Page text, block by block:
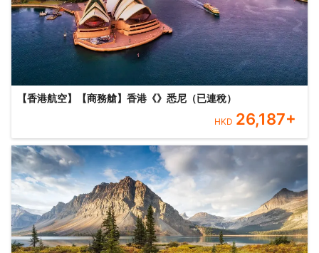
【香港航空】【商務艙】香港《》悉尼（已連稅）
HKD 26,187+